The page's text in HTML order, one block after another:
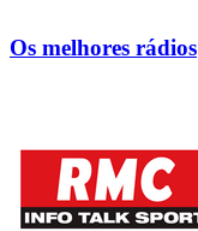
Os melhores rádios